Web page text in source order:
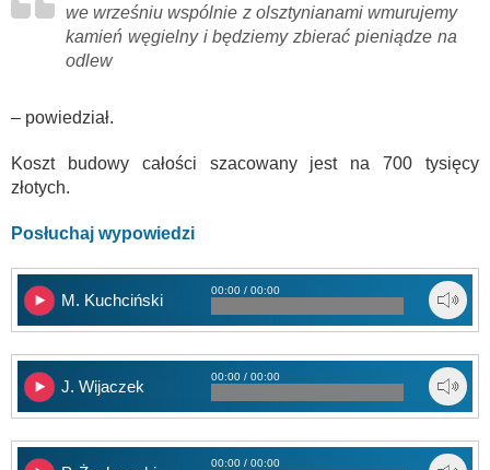
we wrześniu wspólnie z olsztynianami wmurujemy
kamień węgielny i będziemy zbierać pieniądze na
odlew
– powiedział.
Koszt budowy całości szacowany jest na 700 tysięcy
złotych.
Posłuchaj wypowiedzi
M. Kuchciński
00:00 / 00:00
J. Wijaczek
00:00 / 00:00
00:00 / 00:00